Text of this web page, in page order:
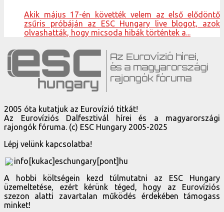
Akik május 17-én követték velem az első elődöntő
zsűris próbáján az ESC Hungary live blogot, azok
olvashatták, hogy micsoda hibák történtek a...
2005 óta kutatjuk az Eurovízió titkát!
Az Eurovíziós Dalfesztivál hírei és a magyarországi
rajongók fóruma. (c) ESC Hungary 2005-2025
Lépj velünk kapcsolatba!
info[kukac]eschungary[pont]hu
A hobbi költségein kezd túlmutatni az ESC Hungary
üzemeltetése, ezért kérünk téged, hogy az Eurovíziós
szezon alatti zavartalan működés érdekében támogass
minket!